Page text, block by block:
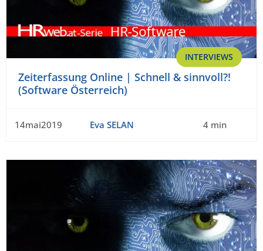
INTERVIEWS
Zeiterfassung Online | Schnell & sinnvoll?!
(Software Österreich)
14mai2019 Eva SELAN 4 min